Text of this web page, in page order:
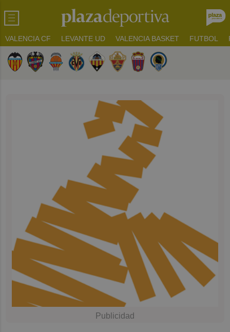
VALENCIA CF LEVANTE UD VALENCIA BASKET FUTBOL